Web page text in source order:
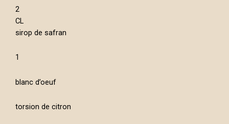
2
CL
sirop de safran
1
blanc d’oeuf
torsion de citron